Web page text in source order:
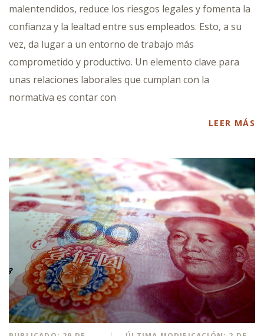
malentendidos, reduce los riesgos legales y fomenta la
confianza y la lealtad entre sus empleados. Esto, a su
vez, da lugar a un entorno de trabajo más
comprometido y productivo. Un elemento clave para
unas relaciones laborales que cumplan con la
normativa es contar con
LEER MÁS